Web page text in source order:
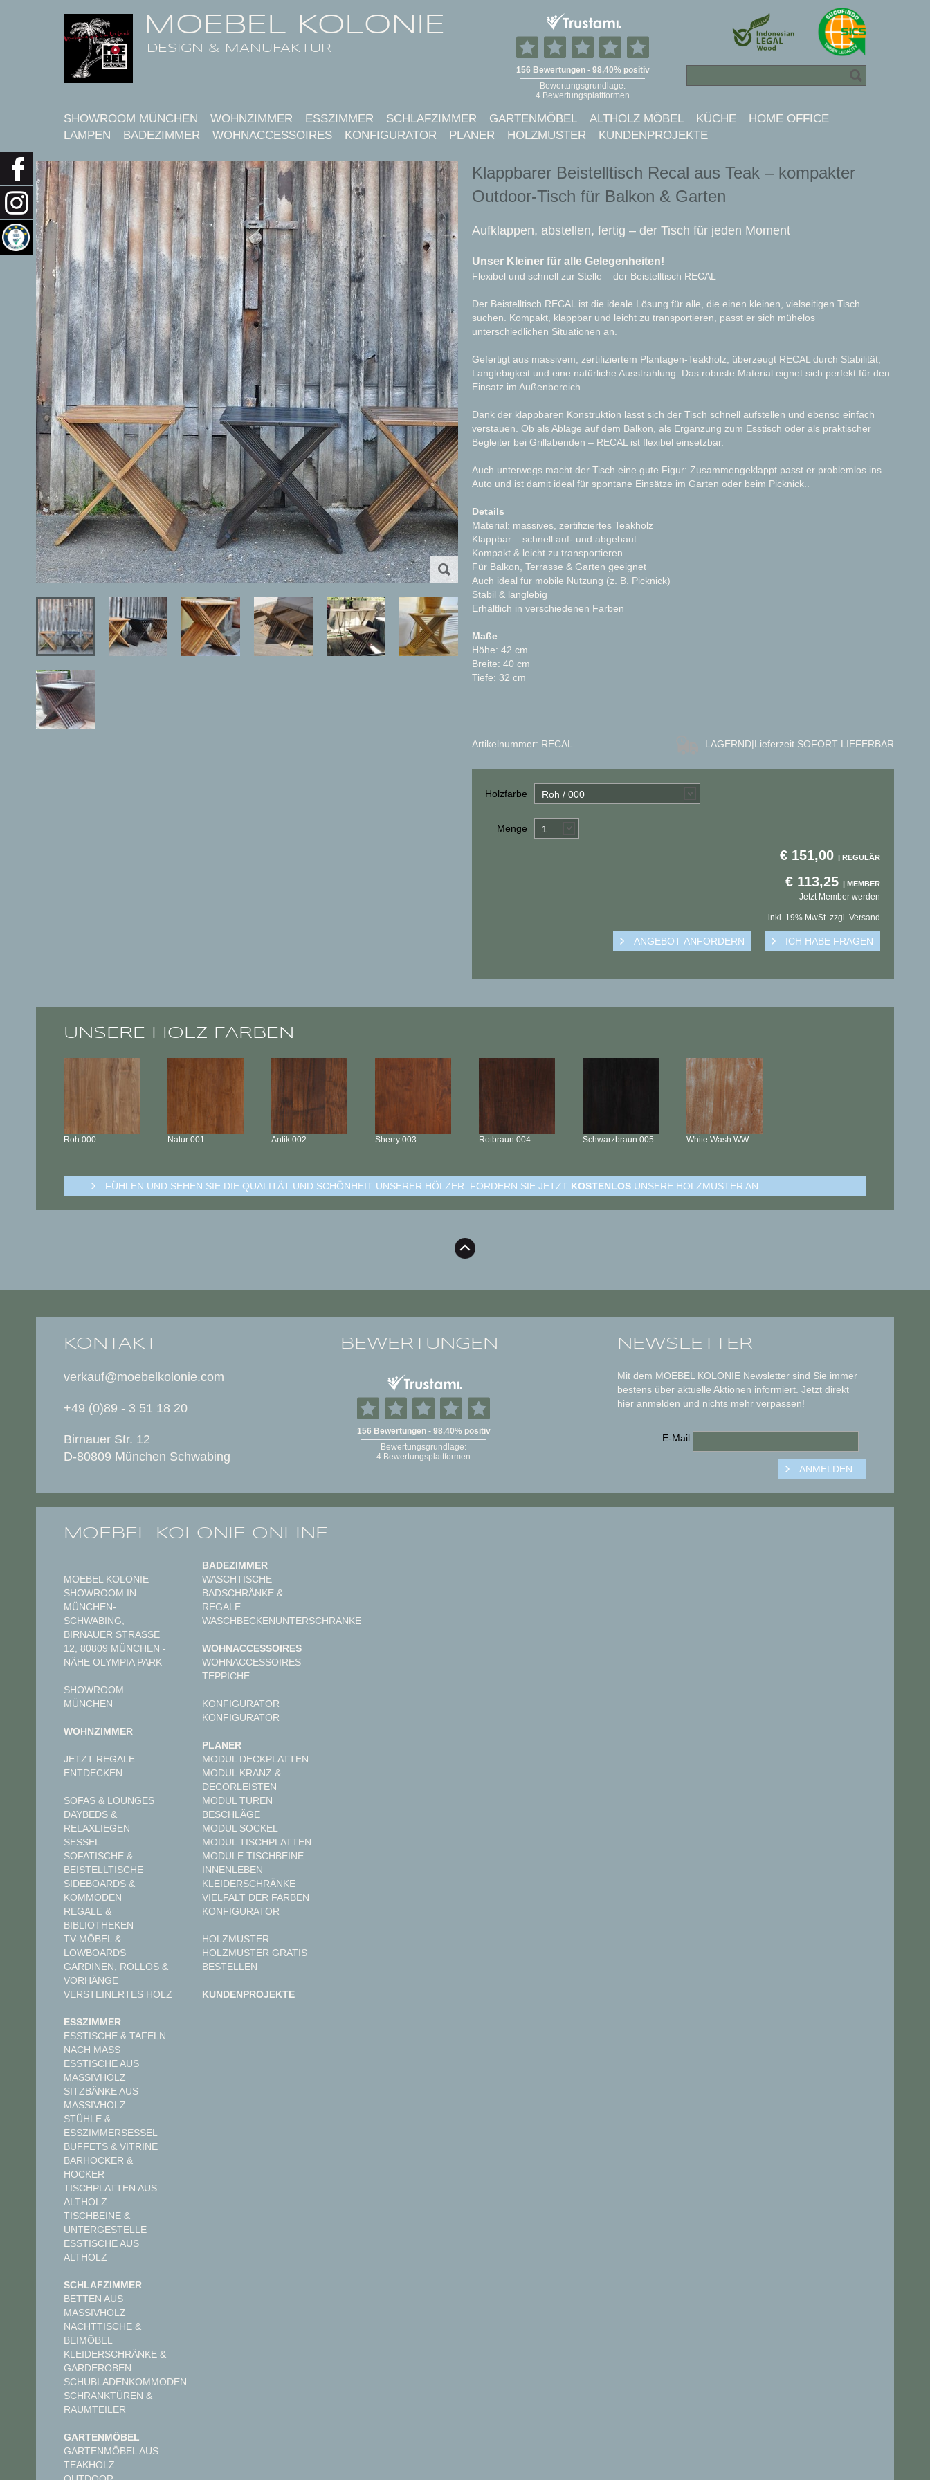
MOEBEL KOLONIE
DESIGN & MANUFAKTUR
SHOWROOM MÜNCHEN WOHNZIMMER ESSZIMMER SCHLAFZIMMER GARTENMÖBEL ALTHOLZ MÖBEL KÜCHE
HOME OFFICE
LAMPEN
BADEZIMMER WOHNACCESSOIRES KONFIGURATOR PLANER HOLZMUSTER KUNDENPROJEKTE
Klappbarer Beistelltisch Recal aus Teak – kompakter
Outdoor-Tisch für Balkon & Garten
Aufklappen, abstellen, fertig – der Tisch für jeden Moment
Unser Kleiner für alle Gelegenheiten!
Flexibel und schnell zur Stelle – der Beistelltisch RECAL
Der Beistelltisch RECAL ist die ideale Lösung für alle, die einen kleinen, vielseitigen Tisch
suchen. Kompakt, klappbar und leicht zu transportieren, passt er sich mühelos
unterschiedlichen Situationen an.
Gefertigt aus massivem, zertifiziertem Plantagen-Teakholz, überzeugt RECAL durch Stabilität,
Langlebigkeit und eine natürliche Ausstrahlung. Das robuste Material eignet sich perfekt für den
Einsatz im Außenbereich.
Dank der klappbaren Konstruktion lässt sich der Tisch schnell aufstellen und ebenso einfach
verstauen. Ob als Ablage auf dem Balkon, als Ergänzung zum Esstisch oder als praktischer
Begleiter bei Grillabenden – RECAL ist flexibel einsetzbar.
Auch unterwegs macht der Tisch eine gute Figur: Zusammengeklappt passt er problemlos ins
Auto und ist damit ideal für spontane Einsätze im Garten oder beim Picknick..
Details
Material: massives, zertifiziertes Teakholz
Klappbar – schnell auf- und abgebaut
Kompakt & leicht zu transportieren
Für Balkon, Terrasse & Garten geeignet
Auch ideal für mobile Nutzung (z. B. Picknick)
Stabil & langlebig
Erhältlich in verschiedenen Farben
Maße
Höhe: 42 cm
Breite: 40 cm
Tiefe: 32 cm
Artikelnummer: RECAL LAGERND|Lieferzeit SOFORT LIEFERBAR
Holzfarbe Roh / 000
Menge 1
€ 151,00
€ 113,25
Jetzt Member werden
inkl. 19% MwSt. zzgl. Versand
UNSERE HOLZ FARBEN
Roh 000 Natur 001 Antik 002 Sherry 003 Rotbraun 004 Schwarzbraun 005 White Wash WW
FÜHLEN UND SEHEN SIE DIE QUALITÄT UND SCHÖNHEIT UNSERER HÖLZER: FORDERN SIE JETZT KOSTENLOS UNSERE HOLZMUSTER AN.
KONTAKT
verkauf@moebelkolonie.com
+49 (0)89 - 3 51 18 20
Birnauer Str. 12
D-80809 München Schwabing
BEWERTUNGEN NEWSLETTER
Mit dem MOEBEL KOLONIE Newsletter sind Sie immer
bestens über aktuelle Aktionen informiert. Jetzt direkt
hier anmelden und nichts mehr verpassen!
E-Mail
MOEBEL KOLONIE ONLINE
MOEBEL KOLONIE
SHOWROOM IN
MÜNCHEN-
SCHWABING,
BIRNAUER STRASSE 1
2, 80809 MÜNCHEN - N
ÄHE OLYMPIA PARK
SHOWROOM
MÜNCHEN
WOHNZIMMER
JETZT REGALE
ENTDECKEN
SOFAS & LOUNGES
DAYBEDS &
RELAXLIEGEN
SESSEL
SOFATISCHE &
BEISTELLTISCHE
SIDEBOARDS &
KOMMODEN
REGALE &
BIBLIOTHEKEN
TV-MÖBEL &
LOWBOARDS
GARDINEN, ROLLOS &
VORHÄNGE
VERSTEINERTES HOLZ
ESSZIMMER
ESSTISCHE & TAFELN
NACH MASS
ESSTISCHE AUS
MASSIVHOLZ
SITZBÄNKE AUS
MASSIVHOLZ
STÜHLE &
ESSZIMMERSESSEL
BUFFETS & VITRINE
BARHOCKER &
HOCKER
TISCHPLATTEN AUS
ALTHOLZ
TISCHBEINE &
UNTERGESTELLE
ESSTISCHE AUS
ALTHOLZ
SCHLAFZIMMER
BETTEN AUS
MASSIVHOLZ
NACHTTISCHE &
BEIMÖBEL
KLEIDERSCHRÄNKE &
GARDEROBEN
SCHUBLADENKOMMODEN
SCHRANKTÜREN &
RAUMTEILER
GARTENMÖBEL
GARTENMÖBEL AUS
TEAKHOLZ
BADEZIMMER
WASCHTISCHE
BADSCHRÄNKE &
REGALE
WASCHBECKENUNTERSCHRÄNKE
WOHNACCESSOIRES
WOHNACCESSOIRES
TEPPICHE
KONFIGURATOR
KONFIGURATOR
PLANER
MODUL DECKPLATTEN
MODUL KRANZ &
DECORLEISTEN
MODUL TÜREN
BESCHLÄGE
MODUL SOCKEL
MODUL TISCHPLATTEN
MODULE TISCHBEINE
INNENLEBEN
KLEIDERSCHRÄNKE
VIELFALT DER FARBEN
KONFIGURATOR
HOLZMUSTER
HOLZMUSTER GRATIS
BESTELLEN
KUNDENPROJEKTE